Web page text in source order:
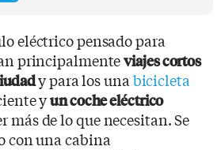
eléctrico pensado para
principalmenteviajes cortos
y para los una bicicleta
yun coche eléctrico
más de lo que necesitan. Se
con una cabina